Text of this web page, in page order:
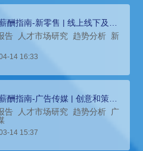
酬指南-新零售 | 线上线下及物
合发展态势
告 人才市场研究 趋势分析 新
14 16:33
酬指南-广告传媒 | 创意和策划
仍然是招聘的重点
告 人才市场研究 趋势分析
广
14 15:37